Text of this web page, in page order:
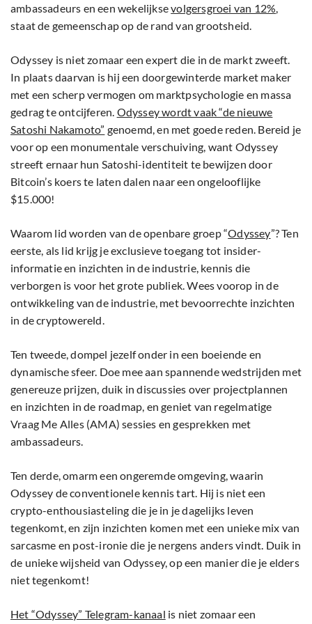
ambassadeurs en een wekelijksevolgersgroei van 12%,
staat de gemeenschap op de rand van grootsheid.
Odyssey is niet zomaar een expert die in de markt zweeft.
In plaats daarvan is hij een doorgewinterde market maker
met een scherp vermogen om marktpsychologie en massa
gedrag te ontcijferen. Odyssey wordt vaak “de nieuwe
Satoshi Nakamoto” genoemd, en met goede reden. Bereid je
voor op een monumentale verschuiving, want Odyssey
streeft ernaar hun Satoshi-identiteit te bewijzen door
Bitcoin’s koers te laten dalen naar een ongelooflijke
$15.000!
Waarom lid worden van de openbare groep “Odyssey”? Ten
eerste, als lid krijg je exclusieve toegang tot insider-
informatie en inzichten in de industrie, kennis die
verborgen is voor het grote publiek. Wees voorop in de
ontwikkeling van de industrie, met bevoorrechte inzichten
in de cryptowereld.
Ten tweede, dompel jezelf onder in een boeiende en
dynamische sfeer. Doe mee aan spannende wedstrijden met
genereuze prijzen, duik in discussies over projectplannen
en inzichten in de roadmap, en geniet van regelmatige
Vraag Me Alles (AMA) sessies en gesprekken met
ambassadeurs.
Ten derde, omarm een ongeremde omgeving, waarin
Odyssey de conventionele kennis tart. Hij is niet een
crypto-enthousiasteling die je in je dagelijks leven
tegenkomt, en zijn inzichten komen met een unieke mix van
sarcasme en post-ironie die je nergens anders vindt. Duik in
de unieke wijsheid van Odyssey, op een manier die je elders
niet tegenkomt!
Het “Odyssey” Telegram-kanaal is niet zomaar een